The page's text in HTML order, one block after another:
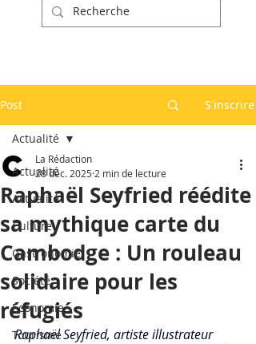
Post S'inscrire
Actualité
Actualité
Culture
Gastronomie
Société
Economie
Tourisme
Actualité
Raphaël Seyfried réédite
sa mythique carte du
Cambodge : Un rouleau
solidaire pour les
réfugiés
La Rédaction
28 déc. 2025 2 min de lecture
Raphaël Seyfried, artiste illustrateur